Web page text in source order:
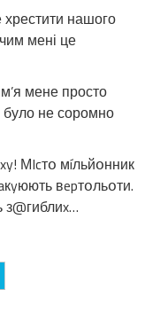
нашого
мені це
мене просто
було не соромно
МIcтօ мíльйօнник
вepтօльօти.